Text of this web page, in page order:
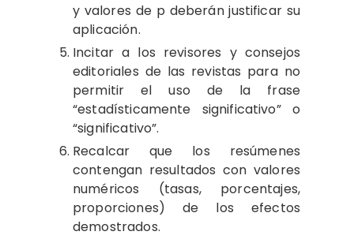
y valores de p deberán justificar su
aplicación.
Incitar a los revisores y consejos
editoriales de las revistas para no
permitir el uso de la frase
“estadísticamente significativo” o
“significativo”.
Recalcar que los resúmenes
contengan resultados con valores
numéricos (tasas, porcentajes,
proporciones) de los efectos
demostrados.